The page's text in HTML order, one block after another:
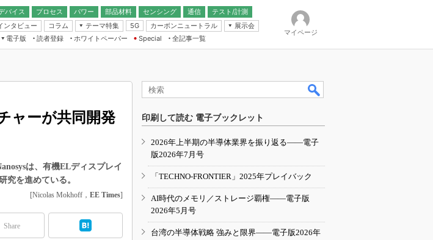
バイス
プロセス パワー 部品材料 センシング
通信
無線
テスト/計測
ンタビュー コラム
テーマ特集
Times Research）
Japan）
ス入門（EDN
5G カーボンニュートラル
展示会
IoT・エッジコンピューティング
EXPO
TECHNO-FRONTIER
人とくるま展
電子版
読者登録 ホワイトペーパー
Special
全記事一覧
マイページ
ャーが共同開発
は、有機ELディスプレイ
究を進めている。
[Nicolas Mokhoff， EE Times]
Share
印刷して読む 電子ブックレット
2026年上半期の半導体業界を振り返る――電子
版2026年7月号
「TECHNO-FRONTIER」2025年プレイバック
AI時代のメモリ／ストレージ覇権――電子版
2026年5月号
台湾の半導体戦略 強みと限界――電子版2026年